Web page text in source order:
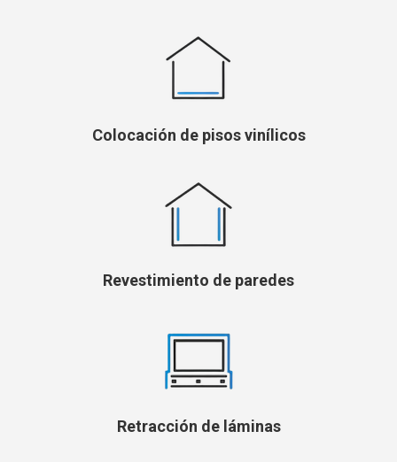
Colocación de pisos vinílicos
Revestimiento de paredes
Retracción de láminas